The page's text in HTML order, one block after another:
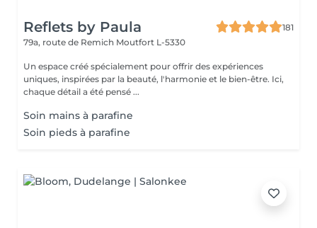
Reflets by Paula
181
79a, route de Remich Moutfort L-5330
Un espace créé spécialement pour offrir des expériences
uniques, inspirées par la beauté, l'harmonie et le bien-être. Ici,
chaque détail a été pensé ...
Soin mains à parafine
Soin pieds à parafine